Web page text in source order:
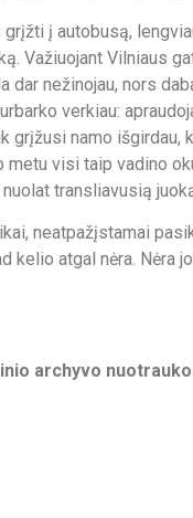
į autobusą,
Važiuojant Vilniaus
dar nežinojau, nors
verkiau:
grįžusi namo
metu visi taip vadino
transliavusią
neatpažįstamai
kelio atgal nėra. Nėra
archyvo